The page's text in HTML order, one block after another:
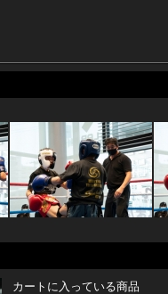
カートに入っている商品